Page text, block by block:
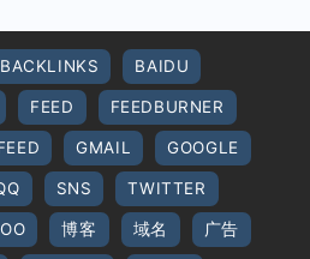
BACKLINKS BAIDU
FEED FEEDBURNER
GMAIL GOOGLE
SNS TWITTER
博客 域名 广告